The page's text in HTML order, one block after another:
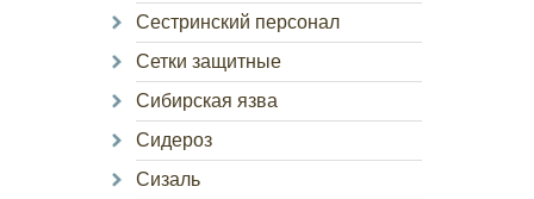
Сестринский персонал
Сетки защитные
Сибирская язва
Сидероз
Сизаль